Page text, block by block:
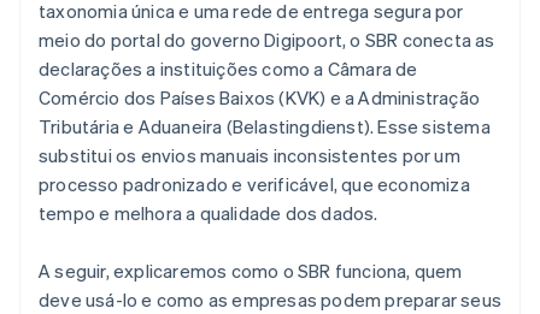
taxonomia única e uma rede de entrega segura por
meio do portal do governo Digipoort, o SBR conecta as
declarações a instituições como a Câmara de
Comércio dos Países Baixos (KVK) e a Administração
Tributária e Aduaneira (Belastingdienst). Esse sistema
substitui os envios manuais inconsistentes por um
processo padronizado e verificável, que economiza
tempo e melhora a qualidade dos dados.
A seguir, explicaremos como o SBR funciona, quem
deve usá-lo e como as empresas podem preparar seus